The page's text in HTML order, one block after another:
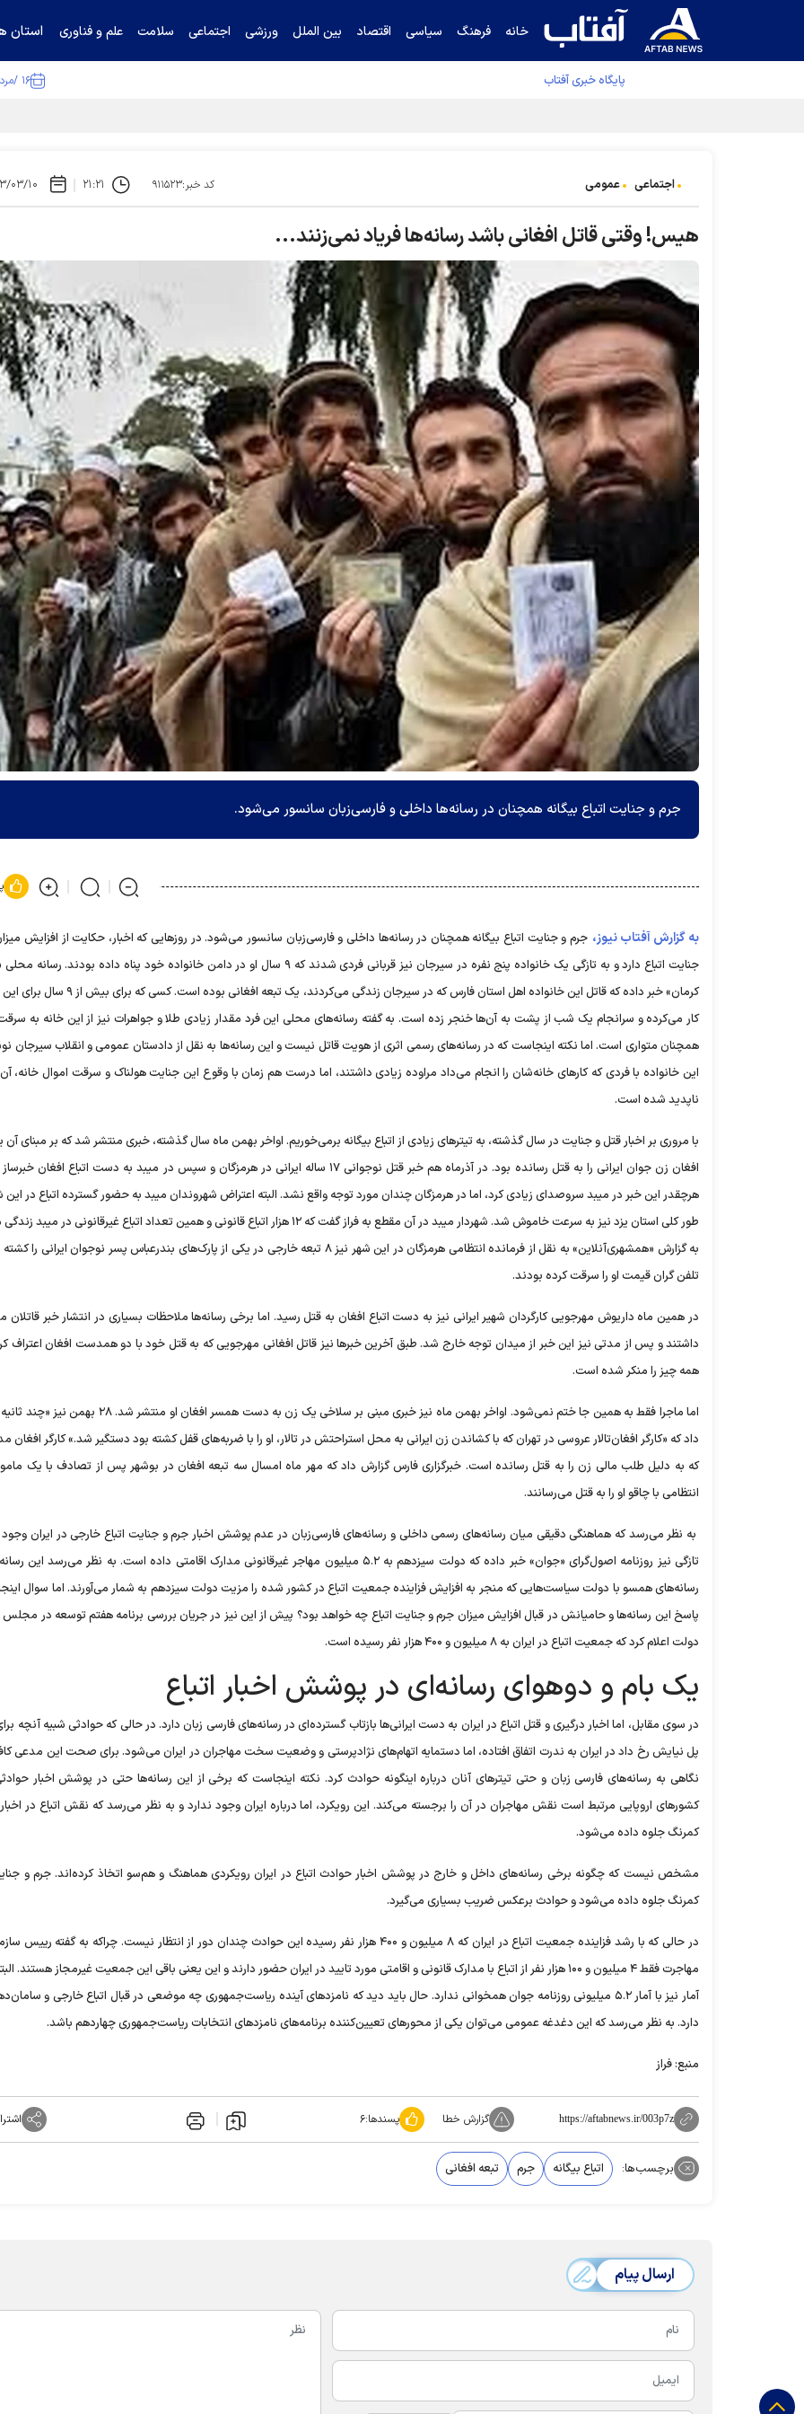
خانه فرهنگ سیاسی اقتصاد بین الملل ورزشی اجتماعی سلامت علم و فناوری استان
پایگاه خبری آفتاب ۱۶ /مرداد /۱۴۰۵
اجتماعی عمومی کد خبر:۹۱۱۵۲۳ ۲۱:۲۱ ۱۴۰۳/
هیس! وقتی قاتل افغانی باشد رسانه‌ها فریاد نمی‌زنند...
جرم و جنایت اتباع بیگانه همچنان در رسانه‌ها داخلی و فارسی‌زبان سانسور می‌شود.
به گزارش آفتاب نیوز، جرم و جنایت اتباع بیگانه همچنان در رسانه‌ها داخلی و فارسی‌زبان سانسور می‌شود. در روز‌هایی که اخبار، حکایت از افزایش
جنایت اتباع دارد و به تازگی یک خانواده پنج نفره در سیرجان نیز قربانی فردی شدند که ۹ سال او در دامن خانواده خود پناه داده بودند.
کرمان» خبر داده که قاتل این خانواده اهل استان فارس که در سیرجان زندگی می‌کردند، یک تبعه
کار می‌کرده و سرانجام یک شب از پشت به آن‌ها خنجر زده است. به گفته رسانه‌های محلی این فرد مقدار زیادی طلا و جواهرات نیز از این خانه به
همچنان متواری است. اما نکته اینجاست که در رسانه‌های رسمی اثری از هویت قاتل نیست و این رسانه‌ها به نقل از دادستان عمومی و انقلاب سیرجان
این خانواده با فردی که کار‌های خانه‌شان را انجام می‌داد مراوده زیادی داشتند، اما درست هم زمان با وقوع این جنایت هولناک و سرقت اموال خانه، آن
ناپدید شده است.
با مروری بر اخبار قتل و جنایت در سال گذشته، به تیتر‌های زیادی از اتباع بیگانه برمی‌خوریم. اواخر بهمن ماه سال گذشته، خبری منتشر شد که بر مبنای آن
افغان زن جوان ایرانی را به قتل رسانده بود. در آذرماه هم خبر قتل نوجوانی ۱۷ ساله ایرانی در هرمزگان و سپس در میبد به دست اتباع
هرچقدر این خبر در میبد سروصدای زیادی کرد، اما در هرمزگان چندان مورد توجه واقع نشد. البته اعتراض شهروندان میبد به حضور گسترده اتباع در این
طور کلی استان یزد نیز به سرعت خاموش شد. شهردار میبد در آن مقطع به فراز گفت که ۱۲ هزار اتباع قانونی و همین تعداد اتباع غیرقانونی در
به گزارش «همشهری‌آنلاین» به نقل از فرمانده انتظامی هرمزگان در این شهر نیز ۸ تبعه خارجی در یکی از پارک‌های بندرعباس پسر نوجوان
تلفن گران قیمت او را سرقت کرده بودند.
در همین ماه داریوش مهرجویی کارگردان شهیر ایرانی نیز به دست اتباع افغان به قتل رسید. اما برخی رسانه‌ها ملاحظات بسیاری در انتشار خبر قاتلان
داشتند و پس از مدتی نیز این خبر از میدان توجه خارج شد. طبق آخرین خبر‌ها نیز قاتل افغانی مهرجویی که به قتل خود با دو همدست افغان اعتراف
همه چیز را منکر شده است.
اما ماجرا فقط به همین جا ختم نمی‌شود. اواخر بهمن ماه نیز خبری مبنی بر سلاخی یک زن به دست همسر
داد که «کارگر افغان‌تالار عروسی در تهران که با کشاندن زن ایرانی به محل استراحتش در تالار، او را با ضربه‌های قفل کشته بود دستگیر شد.» کارگر
که به دلیل طلب مالی زن را به قتل رسانده است. خبرگزاری فارس گزارش داد که مهر ماه امسال سه تبعه افغان در بوشهر پس از تصادف با یک
انتظامی با چاقو او را به قتل می‌رسانند.
به نظر می‌رسد که هماهنگی دقیقی میان رسانه‌های رسمی داخلی و رسانه‌های فارسی‌زبان در عدم پوشش اخبار جرم و جنایت اتباع خارجی در ایران وجود
تازگی نیز روزنامه اصول‌گرای «جوان» خبر داده که دولت سیزدهم به ۵.۲ میلیون مهاجر غیرقانونی مدارک اقامتی داده است. به نظر می‌رسد
رسانه‌های همسو با دولت سیاست‌هایی که منجر به افزایش فزاینده جمعیت اتباع در کشور شده را مزیت دولت سیزدهم به شمار می‌آورند. اما سوال
پاسخ این رسانه‌ها و حامیانش در قبال افزایش میزان جرم و جنایت اتباع چه خواهد بود؟ پیش از این نیز در جریان بررسی برنامه هفتم توسعه در مجلس
دولت اعلام کرد که جمعیت اتباع در ایران به ۸ میلیون و ۴۰۰ هزار نفر رسیده است.
یک بام و دوهوای رسانه‌ای در پوشش اخبار اتباع
در سوی مقابل، اما اخبار درگیری و قتل اتباع در ایران به دست ایرانی‌ها بازتاب گسترده‌ای در رسانه‌های فارسی زبان دارد. در حالی که حوادثی شبیه آنچه
پل نیایش رخ داد در ایران به ندرت اتفاق افتاده، اما دستمایه اتهام‌های نژادپرستی و وضعیت سخت مهاجران در ایران می‌شود. برای صحت این مدعی
نگاهی به رسانه‌های فارسی زبان و حتی تیتر‌های آنان درباره اینگونه حوادث کرد. نکته اینجاست که برخی از این رسانه‌ها حتی در پوشش اخبار
کشور‌های اروپایی مرتبط است نقش مهاجران در آن را برجسته می‌کند. این رویکرد، اما درباره ایران وجود ندارد و به نظر می‌رسد که نقش اتباع در
کمرنگ جلوه داده می‌شود.
مشخص نیست که چگونه برخی رسانه‌های داخل و خارج در پوشش اخبار حوادث اتباع در ایران رویکردی هماهنگ و هم‌سو اتخاذ کرده‌اند. جرم و
کمرنگ جلوه داده می‌شود و حوادث برعکس ضریب بسیاری می‌گیرد.
در حالی که با رشد فزاینده جمعیت اتباع در ایران که ۸ میلیون و ۴۰۰ هزار نفر رسیده این حوادث چندان دور از انتظار نیست. چراکه به گفته
مهاجرت فقط ۴ میلیون و ۱۰۰ هزار نفر از اتباع با مدارک قانونی و اقامتی مورد تایید در ایران حضور دارند و این یعنی باقی این جمعیت غیرمجاز هستند.
آمار نیز با آمار ۵.۲ میلیونی روزنامه جوان همخوانی ندارد. حال باید دید که نامزد‌های آینده ریاست‌جمهوری چه موضعی در قبال اتباع خارجی و
دارد. به نظر می‌رسد که این دغدغه عمومی می‌توان یکی از محور‌های تعیین‌کننده برنامه‌های نامزد‌های انتخابات ریاست‌جمهوری چهاردهم باشد.
منبع: فراز
https://aftabnews.ir/003p7z گزارش خطا پسندها:۶
برچسب‌ها: اتباع بیگانه جرم تبعه افغانی
ارسال پیام